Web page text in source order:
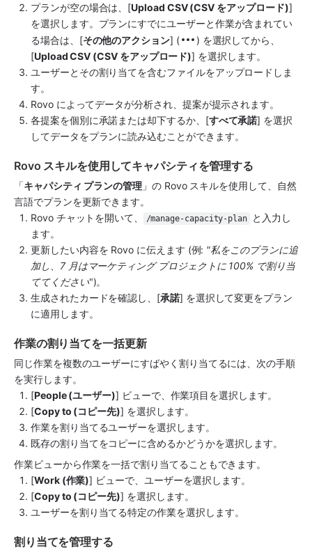
プランが空の場合は、[Upload CSV (CSV をアップロード)]
を選択します。プランにすでにユーザーと作業が含まれてい
る場合は、[その他のアクション] (
) を選択してから、
[Upload CSV (CSV をアップロード)] を選択します。
ユーザーとその割り当てを含むファイルをアップロードしま
す。
Rovo によってデータが分析され、提案が提示されます。
各提案を個別に承諾または却下するか、[すべて承諾] を選択
してデータをプランに読み込むことができます。
Rovo スキルを使用してキャパシティを管理する
「キャパシティ プランの管理 」の Rovo スキルを使用して、自然
言語でプランを更新できます。
Rovo チャットを開いて、
/manage-capacity-plan
と入力し
ます。
更新したい内容を Rovo に伝えます (例: "私をこのプランに追
加し、7 月はマーケティング プロジェクトに 100% で割り当
ててください")。
生成されたカードを確認し、[承諾] を選択して変更をプラン
に適用します。
作業の割り当てを一括更新
同じ作業を複数のユーザーにすばやく割り当てるには、次の手順
を実行します。
[People (ユーザー)] ビューで、作業項目を選択します。
[Copy to (コピー先)] を選択します。
作業を割り当てるユーザーを選択します。
既存の割り当てをコピーに含めるかどうかを選択します。
作業ビューから作業を一括で割り当てることもできます。
[Work (作業)] ビューで、ユーザーを選択します。
[Copy to (コピー先)] を選択します。
ユーザーを割り当てる特定の作業を選択します。
割り当てを管理する